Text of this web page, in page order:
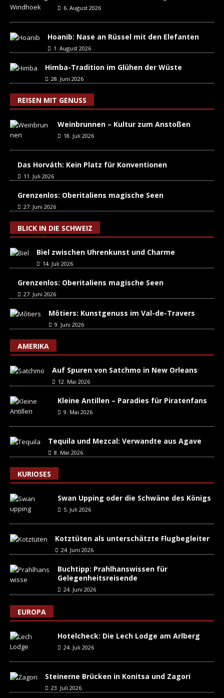
6. August 2026
Hoanib: Nase an Rüssel mit den Elefanten
1. August 2026
Himba-Tradition im Glühen der Wüste
28. Juni 2026
REISEN MIT GENUSS
Weinbrunnen – Kultur zum Anstoßen
18. Juli 2026
Das Horváth: Kein Platz für Konventionen
11. Juli 2026
Grenzenlos: Oberitaliens magische Seen
27. Juni 2026
BLICK IN DIE SCHWEIZ
Biel zwischen Uhrenkunst und Charme
14. Juli 2026
Grenzenlos: Oberitaliens magische Seen
27. Juni 2026
Môtiers: Kunstgenuss im Val-de-Travers
9. Juni 2026
AMERIKA
Auf Spuren von Satchmo in New Orleans
12. Mai 2026
Kleine Antillen – Paradies für Piratenfans
9. Mai 2026
Tequila und Mezcal: Verwandte aus Agave
8. Mai 2026
KURIOSES
Swan Upping oder die Schwäne des Königs
5. Juli 2026
Kotztüten als unterschätzte Flugbegleiter
24. Juni 2026
Buchtipp: Prahlhanswissen für
Gelegenheitsreisende
24. Juni 2026
EUROPA
Hotelcheck: Die Lech Lodge am Arlberg
24. Juli 2026
Steinerne Brücken in Konitsa und Zagori
23. Juli 2026